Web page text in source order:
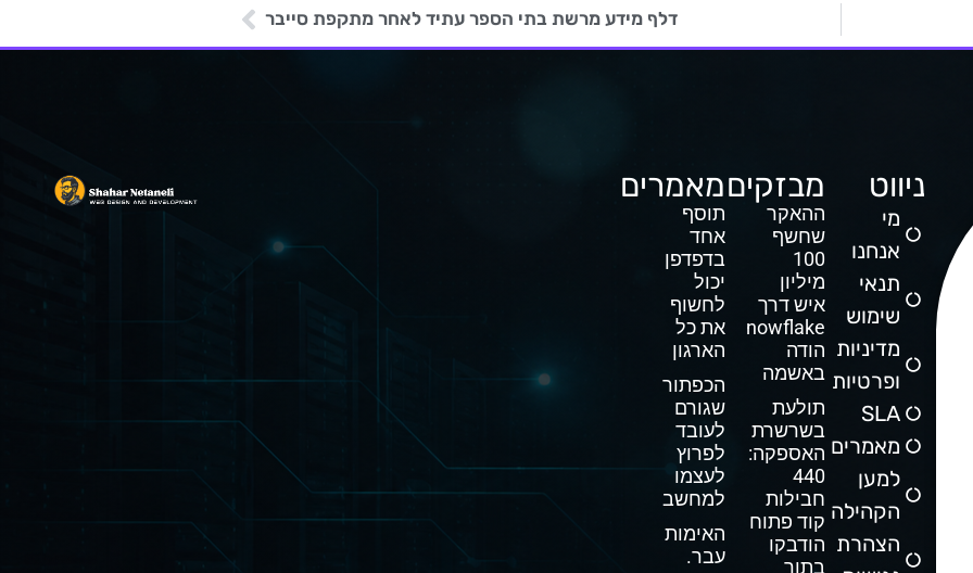
דלף מידע מרשת בתי הספר עתיד לאחר מתקפת סייבר
ניווט
מי
אנחנו
תנאי
שימוש
מדיניות
ופרטיות
SLA
מאמרים
למען
הקהילה
הצהרת
מבזקים
ההאקר
שחשף
100
מיליון
איש דרך
Snowflake
הודה
באשמה
תולעת
בשרשרת
האספקה:
440
חבילות
קוד פתוח
הודבקו
בתוך
מאמרים
תוסף
אחד
בדפדפן
יכול
לחשוף
את כל
הארגון
הכפתור
שגורם
לעובד
לפרוץ
לעצמו
למחשב
האימות
עבר.